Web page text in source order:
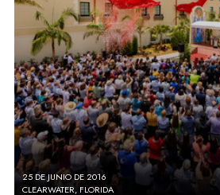
25 DE JUNIO DE 2016
CLEARWATER, FLORIDA